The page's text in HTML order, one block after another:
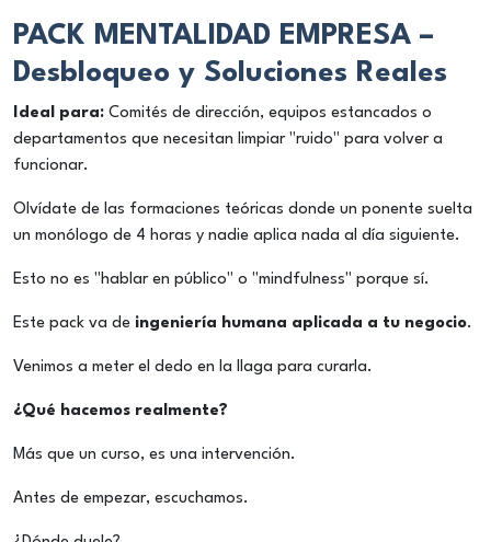
PACK MENTALIDAD EMPRESA –
Desbloqueo y Soluciones Reales
Ideal para: Comités de dirección, equipos estancados o
departamentos que necesitan limpiar "ruido" para volver a
funcionar.
Olvídate de las formaciones teóricas donde un ponente suelta
un monólogo de 4 horas y nadie aplica nada al día siguiente.
Esto no es "hablar en público" o "mindfulness" porque sí.
Este pack va de ingeniería humana aplicada a tu negocio.
Venimos a meter el dedo en la llaga para curarla.
¿Qué hacemos realmente?
Más que un curso, es una intervención.
Antes de empezar, escuchamos.